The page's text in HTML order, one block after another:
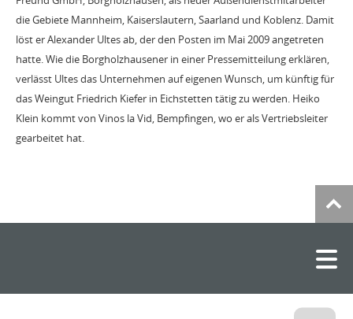
die Gebiete Mannheim, Kaiserslautern, Saarland und Koblenz. Damit
löst er Alexander Ultes ab, der den Posten im Mai 2009 angetreten
hatte. Wie die Borgholzhausener in einer Pressemitteilung erklären,
verlässt Ultes das Unternehmen auf eigenen Wunsch, um künftig für
das Weingut Friedrich Kiefer in Eichstetten tätig zu werden. Heiko
Klein kommt von Vinos la Vid, Bempfingen, wo er als Vertriebsleiter
gearbeitet hat.